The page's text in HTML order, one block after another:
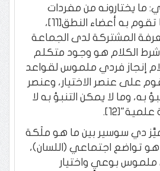
ما يختارونه من مفردات
وتراكيب ناتجة عما تقوم به أعضاء النطق[11]،
المشتركة لدى الجماعة
وشرط الكلام هو وجود متكلم
إنجاز فردي ملموس لقواعد
على عنصر الاختيار، وعنصر
به، وما لا يمكن التنبؤ به لا
دي سوسير بين ما هو ملَكة
هو تواضع اجتماعي (اللسان)،
ملموس بوعيٍ واختيار